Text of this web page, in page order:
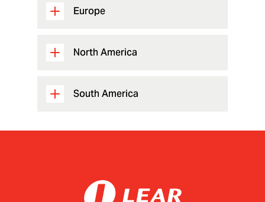
Europe
North America
South America